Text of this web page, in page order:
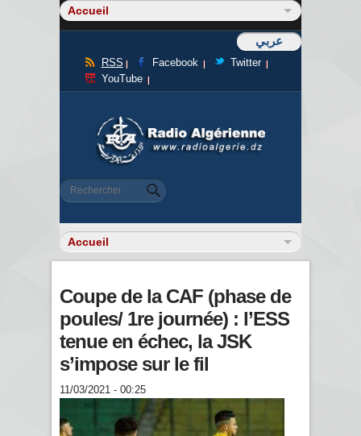
عربي
RSS Facebook
Twitter
YouTube
Formulaire de recherche
Rechercher
Coupe de la CAF (phase de
poules/ 1re journée) : l’ESS
tenue en échec, la JSK
s’impose sur le fil
11/03/2021 - 00:25